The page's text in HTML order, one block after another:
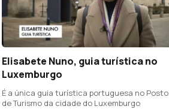
Elisabete Nuno, guia turística no
Luxemburgo
É a única guia turística portuguesa no Posto
de Turismo da cidade do Luxemburgo